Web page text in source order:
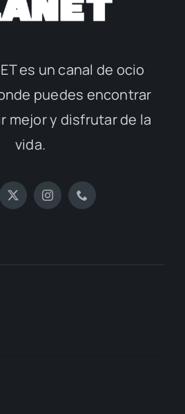
es un canal de ocio
puedes encontrar
mejor y disfrutar de la
vida.